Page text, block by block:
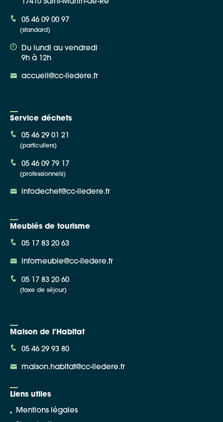
17410 Saint-Martin-de-Ré
05 46 09 00 97
(standard)
Du lundi au vendredi
9h à 12h
accueil@cc-iledere.fr
Service déchets
05 46 29 01 21
(particuliers)
05 46 09 79 17
(professionnels)
infodechet@cc-iledere.fr
Meublés de tourisme
05 17 83 20 63
infomeuble@cc-iledere.fr
05 17 83 20 60
(taxe de séjour)
Maison de l'Habitat
05 46 29 93 80
maison.habitat@cc-iledere.fr
Liens utiles
Mentions légales